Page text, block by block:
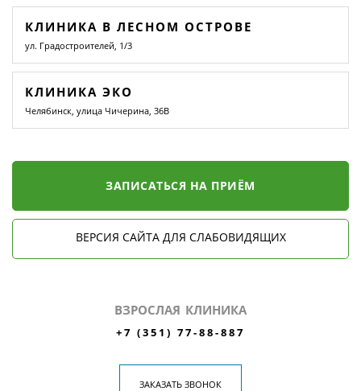
КЛИНИКА В ЛЕСНОМ ОСТРОВЕ
ул. Градостроителей, 1/3
КЛИНИКА ЭКО
Челябинск, улица Чичерина, 36В
ЗАПИСАТЬСЯ НА ПРИЁМ
ВЕРСИЯ САЙТА ДЛЯ СЛАБОВИДЯЩИХ
ВЗРОСЛАЯ КЛИНИКА
+7 (351) 77-88-887
ЗАКАЗАТЬ ЗВОНОК